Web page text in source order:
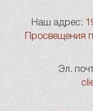
Наш адрес:
Просвещения
Эл.